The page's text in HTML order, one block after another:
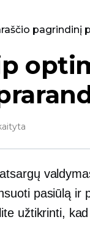
pagrindinį
pasiūlą ir
užtikrinti,